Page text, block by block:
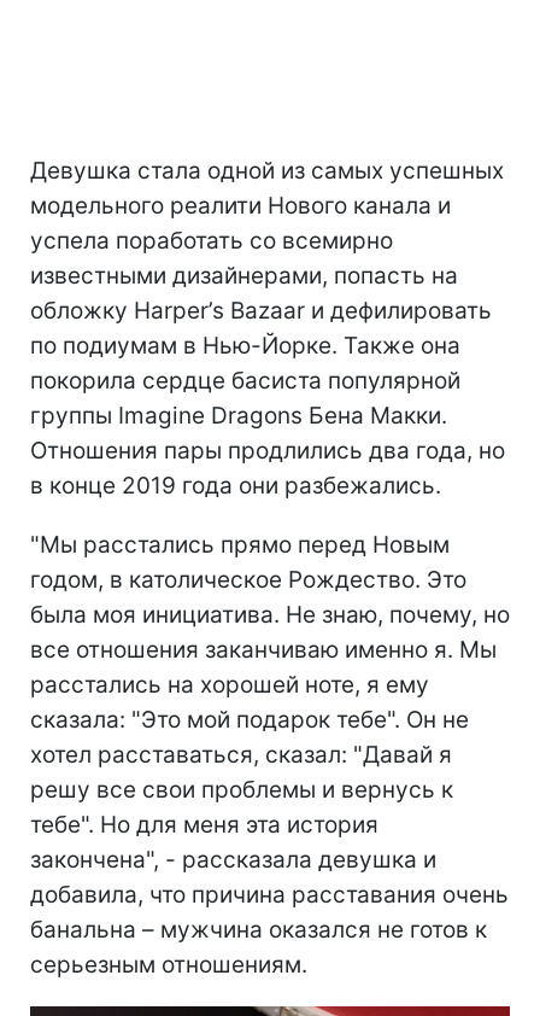
Девушка стала одной из самых успешных
модельного реалити Нового канала и
успела поработать со всемирно
известными дизайнерами, попасть на
обложку Harper’s Bazaar и дефилировать
по подиумам в Нью-Йорке. Также она
покорила сердце басиста популярной
группы Imagine Dragons Бена Макки.
Отношения пары продлились два года, но
в конце 2019 года они разбежались.
"Мы расстались прямо перед Новым
годом, в католическое Рождество. Это
была моя инициатива. Не знаю, почему, но
все отношения заканчиваю именно я. Мы
расстались на хорошей ноте, я ему
сказала: "Это мой подарок тебе". Он не
хотел расставаться, сказал: "Давай я
решу все свои проблемы и вернусь к
тебе". Но для меня эта история
закончена", - рассказала девушка и
добавила, что причина расставания очень
банальна – мужчина оказался не готов к
серьезным отношениям.